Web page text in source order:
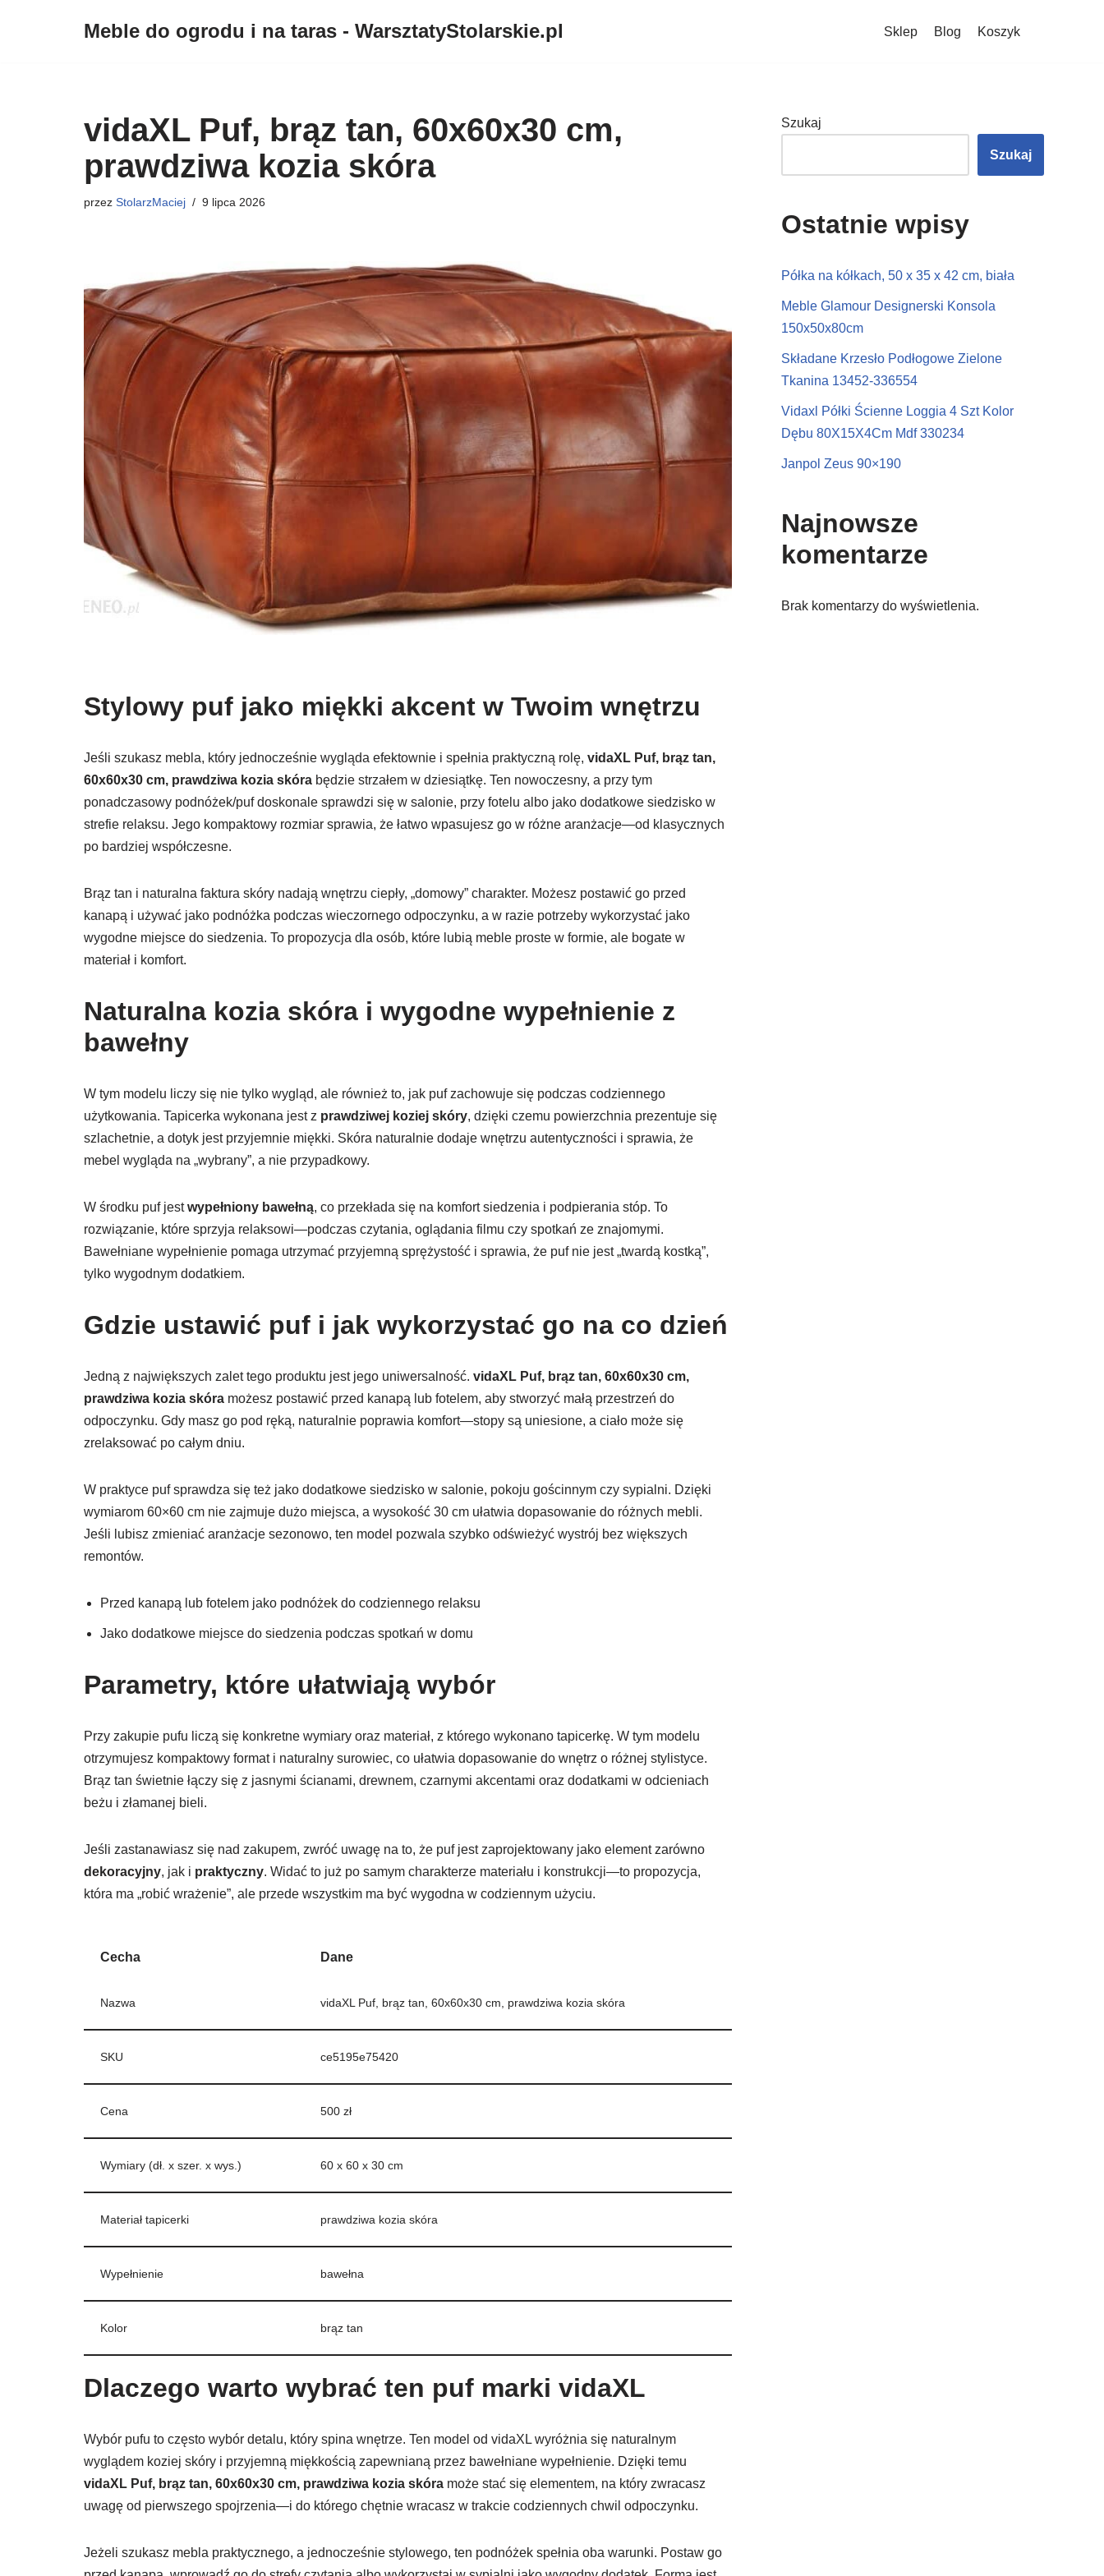
Meble do ogrodu i na taras - WarsztatyStolarskie.pl Sklep Blog Koszyk
vidaXL Puf, brąz tan, 60x60x30 cm,
prawdziwa kozia skóra
przez StolarzMaciej 9 lipca 2026
Stylowy puf jako miękki akcent w Twoim wnętrzu
Jeśli szukasz mebla, który jednocześnie wygląda efektownie i spełnia praktyczną rolę, vidaXL Puf, brąz tan,
60x60x30 cm, prawdziwa kozia skóra będzie strzałem w dziesiątkę. Ten nowoczesny, a przy tym
ponadczasowy podnóżek/puf doskonale sprawdzi się w salonie, przy fotelu albo jako dodatkowe siedzisko w
strefie relaksu. Jego kompaktowy rozmiar sprawia, że łatwo wpasujesz go w różne aranżacje—od klasycznych
po bardziej współczesne.
Brąz tan i naturalna faktura skóry nadają wnętrzu ciepły, „domowy” charakter. Możesz postawić go przed
kanapą i używać jako podnóżka podczas wieczornego odpoczynku, a w razie potrzeby wykorzystać jako
wygodne miejsce do siedzenia. To propozycja dla osób, które lubią meble proste w formie, ale bogate w
materiał i komfort.
Naturalna kozia skóra i wygodne wypełnienie z
bawełny
W tym modelu liczy się nie tylko wygląd, ale również to, jak puf zachowuje się podczas codziennego
użytkowania. Tapicerka wykonana jest z prawdziwej koziej skóry, dzięki czemu powierzchnia prezentuje się
szlachetnie, a dotyk jest przyjemnie miękki. Skóra naturalnie dodaje wnętrzu autentyczności i sprawia, że
mebel wygląda na „wybrany”, a nie przypadkowy.
W środku puf jestwypełniony bawełną, co przekłada się na komfort siedzenia i podpierania stóp. To
rozwiązanie, które sprzyja relaksowi—podczas czytania, oglądania filmu czy spotkań ze znajomymi.
Bawełniane wypełnienie pomaga utrzymać przyjemną sprężystość i sprawia, że puf nie jest „twardą kostką”,
tylko wygodnym dodatkiem.
Gdzie ustawić puf i jak wykorzystać go na co dzień
Jedną z największych zalet tego produktu jest jego uniwersalność. vidaXL Puf, brąz tan, 60x60x30 cm,
prawdziwa kozia skóra możesz postawić przed kanapą lub fotelem, aby stworzyć małą przestrzeń do
odpoczynku. Gdy masz go pod ręką, naturalnie poprawia komfort—stopy są uniesione, a ciało może się
zrelaksować po całym dniu.
W praktyce puf sprawdza się też jako dodatkowe siedzisko w salonie, pokoju gościnnym czy sypialni. Dzięki
wymiarom 60×60 cm nie zajmuje dużo miejsca, a wysokość 30 cm ułatwia dopasowanie do różnych mebli.
Jeśli lubisz zmieniać aranżacje sezonowo, ten model pozwala szybko odświeżyć wystrój bez większych
remontów.
Przed kanapą lub fotelem jako podnóżek do codziennego relaksu
Jako dodatkowe miejsce do siedzenia podczas spotkań w domu
Parametry, które ułatwiają wybór
Przy zakupie pufu liczą się konkretne wymiary oraz materiał, z którego wykonano tapicerkę. W tym modelu
otrzymujesz kompaktowy format i naturalny surowiec, co ułatwia dopasowanie do wnętrz o różnej stylistyce.
Brąz tan świetnie łączy się z jasnymi ścianami, drewnem, czarnymi akcentami oraz dodatkami w odcieniach
beżu i złamanej bieli.
Jeśli zastanawiasz się nad zakupem, zwróć uwagę na to, że puf jest zaprojektowany jako element zarówno
dekoracyjny, jak i praktyczny. Widać to już po samym charakterze materiału i konstrukcji—to propozycja,
która ma „robić wrażenie”, ale przede wszystkim ma być wygodna w codziennym użyciu.
Cecha Dane
Nazwa vidaXL Puf, brąz tan, 60x60x30 cm, prawdziwa kozia skóra
SKU ce5195e75420
Cena 500 zł
Wymiary (dł. x szer. x wys.) 60 x 60 x 30 cm
Materiał tapicerki prawdziwa kozia skóra
Wypełnienie bawełna
Kolor brąz tan
Dlaczego warto wybrać ten puf marki vidaXL
Wybór pufu to często wybór detalu, który spina wnętrze. Ten model od vidaXL wyróżnia się naturalnym
wyglądem koziej skóry i przyjemną miękkością zapewnianą przez bawełniane wypełnienie. Dzięki temu
vidaXL Puf, brąz tan, 60x60x30 cm, prawdziwa kozia skóra może stać się elementem, na który zwracasz
uwagę od pierwszego spojrzenia—i do którego chętnie wracasz w trakcie codziennych chwil odpoczynku.
Jeżeli szukasz mebla praktycznego, a jednocześnie stylowego, ten podnóżek spełnia oba warunki. Postaw go
Szukaj
Szukaj
Ostatnie wpisy
Półka na kółkach, 50 x 35 x 42 cm, biała
Meble Glamour Designerski Konsola
150x50x80cm
Składane Krzesło Podłogowe Zielone
Tkanina 13452-336554
Vidaxl Półki Ścienne Loggia 4 Szt Kolor
Dębu 80X15X4Cm Mdf 330234
Janpol Zeus 90×190
Najnowsze
komentarze
Brak komentarzy do wyświetlenia.